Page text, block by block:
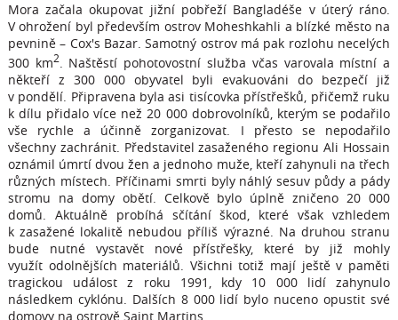
Mora začala okupovat jižní pobřeží Bangladéše v úterý ráno.
V ohrožení byl především ostrov Moheshkahli a blízké město na
pevnině – Cox's Bazar. Samotný ostrov má pak rozlohu necelých
300 km2. Naštěstí pohotovostní služba včas varovala místní a
někteří z 300 000 obyvatel byli evakuováni do bezpečí již
v pondělí. Připravena byla asi tisícovka přístřešků, přičemž ruku
k dílu přidalo více než 20 000 dobrovolníků, kterým se podařilo
vše rychle a účinně zorganizovat. I přesto se nepodařilo
všechny zachránit. Představitel zasaženého regionu Ali Hossain
oznámil úmrtí dvou žen a jednoho muže, kteří zahynuli na třech
různých místech. Příčinami smrti byly náhlý sesuv půdy a pády
stromu na domy obětí. Celkově bylo úplně zničeno 20 000
domů. Aktuálně probíhá sčítání škod, které však vzhledem
k zasažené lokalitě nebudou příliš výrazné. Na druhou stranu
bude nutné vystavět nové přístřešky, které by již mohly
využít odolnějších materiálů. Všichni totiž mají ještě v paměti
tragickou událost z roku 1991, kdy 10 000 lidí zahynulo
následkem cyklónu. Dalších 8 000 lidí bylo nuceno opustit své
domovy na ostrově Saint Martins.